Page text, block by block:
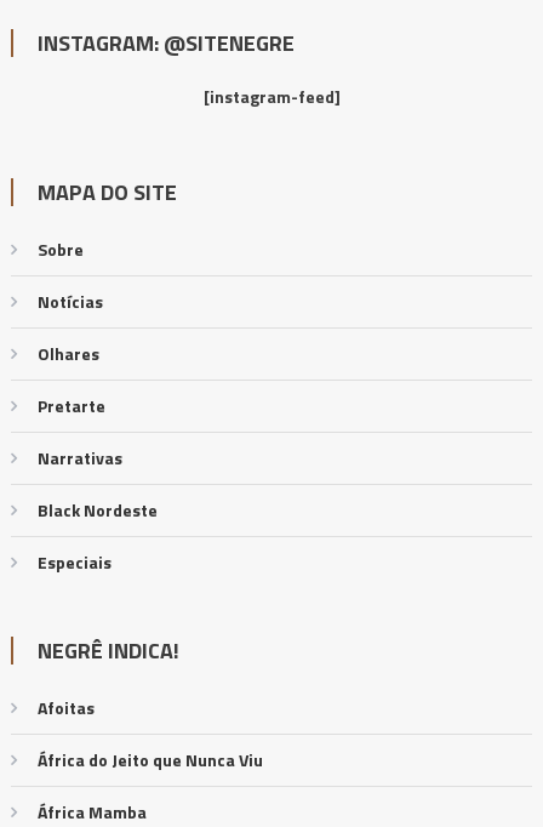
INSTAGRAM: @SITENEGRE
[instagram-feed]
MAPA DO SITE
Sobre
Notícias
Olhares
Pretarte
Narrativas
Black Nordeste
Especiais
NEGRÊ INDICA!
Afoitas
África do Jeito que Nunca Viu
África Mamba